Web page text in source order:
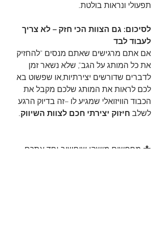
תפעולי ונראות בולטת.
לסיכום: גם הצוות הכי חזק – לא צריך
לעבוד לבד
אם אתם מרגישים שאתם מנסים "להחזיק
את כל המותג על הגב", שלא נשאר זמן
לדברים שדורשים יצירתיות,או שפשוט בא
לכם לראות את המותג שלכם מקבל את
הכבוד הוויזואלי שמגיע לו –זה בדיוק הרגע
לשלב חיזוק יצירתי חכם לצוות השיווק.
📩 מחפשים מישהו שיחשוב יחד אתכם,